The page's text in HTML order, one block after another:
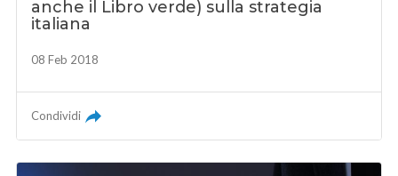
anche il Libro verde) sulla strategia
italiana
08 Feb 2018
Condividi